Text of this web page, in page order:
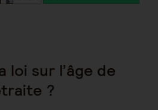
loi sur l’âge de
?